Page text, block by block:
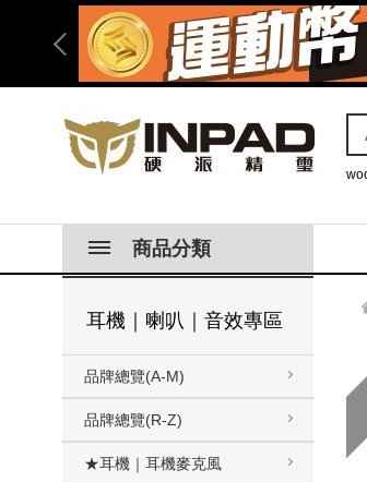
商品分類
耳機｜喇叭｜音效專區
品牌總覽(A-M)
品牌總覽(R-Z)
★耳機｜耳機麥克風